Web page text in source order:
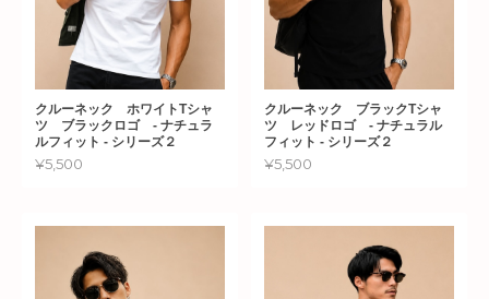
クルーネック ホワイトTシャ
ツ ブラックロゴ - ナチュラ
ルフィット - シリーズ２
¥5,500
クルーネック ブラックTシャ
ツ レッドロゴ - ナチュラル
フィット - シリーズ２
¥5,500